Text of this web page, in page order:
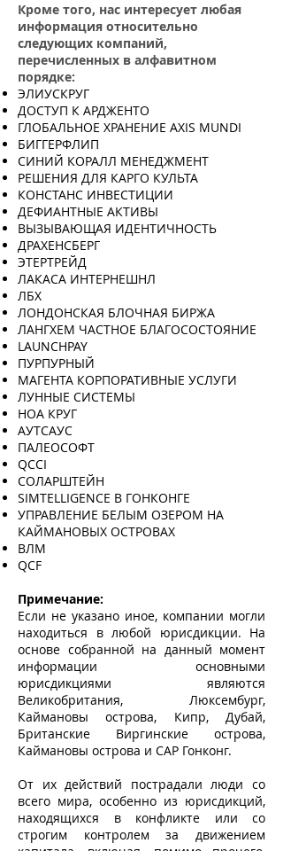
Кроме того, нас интересует любая
информация относительно
следующих компаний,
перечисленных в алфавитном
порядке:
ЭЛИУСКРУГ
ДОСТУП К АРДЖЕНТО
ГЛОБАЛЬНОЕ ХРАНЕНИЕ AXIS MUNDI
БИГГЕРФЛИП
СИНИЙ КОРАЛЛ МЕНЕДЖМЕНТ
РЕШЕНИЯ ДЛЯ КАРГО КУЛЬТА
КОНСТАНС ИНВЕСТИЦИИ
ДЕФИАНТНЫЕ АКТИВЫ
ВЫЗЫВАЮЩАЯ ИДЕНТИЧНОСТЬ
ДРАХЕНСБЕРГ
ЭТЕРТРЕЙД
ЛАКАСА ИНТЕРНЕШНЛ
ЛБХ
ЛОНДОНСКАЯ БЛОЧНАЯ БИРЖА
ЛАНГХЕМ ЧАСТНОЕ БЛАГОСОСТОЯНИЕ
LAUNCHPAY
ПУРПУРНЫЙ
МАГЕНТА КОРПОРАТИВНЫЕ УСЛУГИ
ЛУННЫЕ СИСТЕМЫ
НОА КРУГ
АУТСАУС
ПАЛЕОСОФТ
QCCI
СОЛАРШТЕЙН
SIMTELLIGENCE В ГОНКОНГЕ
УПРАВЛЕНИЕ БЕЛЫМ ОЗЕРОМ НА
КАЙМАНОВЫХ ОСТРОВАХ
ВЛМ
QCF
Примечание:
Если не указано иное, компании могли
находиться в любой юрисдикции. На
основе собранной на данный момент
информации основными
юрисдикциями являются
Великобритания, Люксембург,
Каймановы острова, Кипр, Дубай,
Британские Виргинские острова,
Каймановы острова и САР Гонконг.
От их действий пострадали люди со
всего мира, особенно из юрисдикций,
находящихся в конфликте или со
строгим контролем за движением